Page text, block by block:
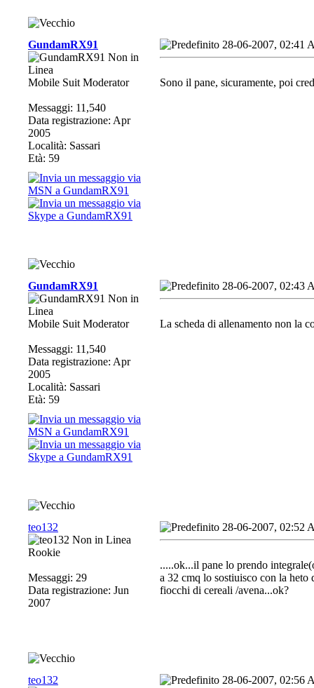
GundamRX91
Mobile Suit Moderator
Messaggi: 11,540
Data registrazione: Apr
2005
Località: Sassari
Età: 59
28-06-2007, 02:41
Sono il pane, sicuramente, poi
GundamRX91
Mobile Suit Moderator
Messaggi: 11,540
Data registrazione: Apr
2005
Località: Sassari
Età: 59
28-06-2007, 02:43
La scheda di allenamento non la
teo132
Rookie
Messaggi: 29
Data registrazione: Jun
2007
28-06-2007, 02:52
.....ok...il pane lo prendo
a 32 cmq lo sostiuisco con la
fiocchi di cereali /avena...ok?
teo132 28-06-2007, 02:56